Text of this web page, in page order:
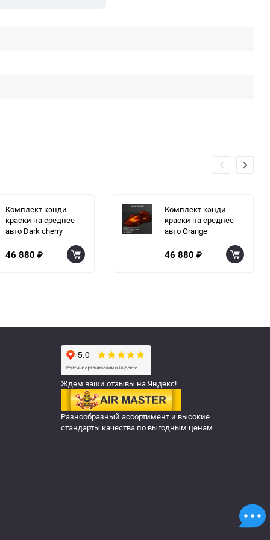
Комплект кэнди
краски на среднее
авто Dark cherry
46 880 ₽
Комплект кэнди
краски на среднее
авто Orange
46 880 ₽
Ждем ваши отзывы на Яндекс!
Разнообразный ассортимент и высокие
стандарты качества по выгодным ценам